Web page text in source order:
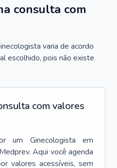
consulta com
varia de acordo
escolhido, pois não existe
com valores
um Ginecologista
em
Aqui você agenda
valores acessíveis, sem